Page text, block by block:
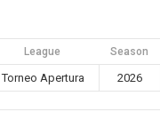
League Season
Torneo Apertura 2026